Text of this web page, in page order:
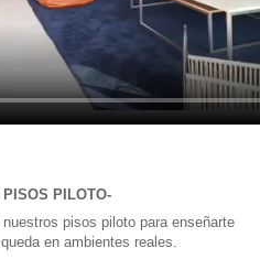
PILOTO-
pisos piloto para enseñarte
en ambientes reales.